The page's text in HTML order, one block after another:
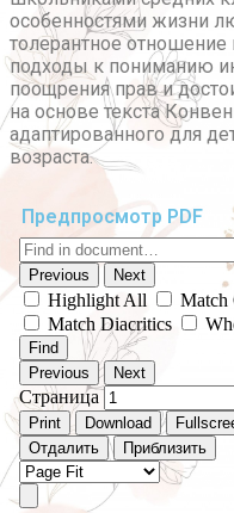
особенностями жизни
толерантное
подходы к пониманию
поощрения прав и
на основе текста
адаптированного для
возраста.
Предпросмотр PDF